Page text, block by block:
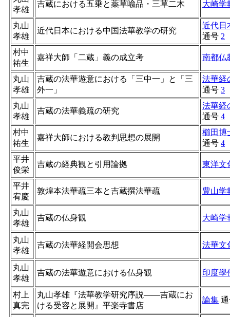
孝雄
吉蔵における五乗と薬草喩品・三草二木 大崎学
丸山
孝雄
近代日本における中国法華教学の研究
近代日
通号 2
村中
祐生
嘉祥大師「二蔵」義の成立考 南都仏
丸山
孝雄
吉蔵の法華遊意における「三中一」と「三
外一」
法華経
通号 3
丸山
孝雄
吉蔵の法華義疏の研究
法華経
通号 4
村中
祐生
嘉祥大師における教判思想の展開
櫛田博
通号 4
平井
俊栄
吉蔵の経典観と引用論拠 東洋文
平井
宥慶
敦煌本法華疏三本と吉蔵撰法華疏 豊山学
丸山
孝雄
吉蔵の仏身観 大崎学
丸山
孝雄
吉蔵の法華経開会思想 法華文
丸山
孝雄
吉蔵の法華遊意における仏身観 印度學
村上
真完
丸山孝雄『法華教学研究序説——吉蔵にお
ける受容と展開』平楽寺書店
論集